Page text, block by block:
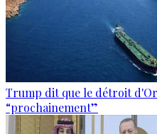
Trump dit que le détroit
“prochainement”